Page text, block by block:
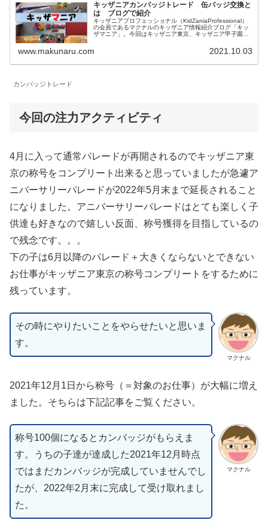
キッザニアカンバッジトレード 缶バッジ交換と
は ブログで紹介
キッザニアプロフェッショナル（KidZaniaProfessional）
の会員であるマクナルのキッザニア情報紹介ブログ「キッ
ザマニア」。今回はキッザニア東京、キッザニア甲子園両
www.makunaru.com 2021.10.03
カンバッジトレード
今回の注力アクティビティ
4月に入って通常パレードが再開されるのでキッザニア東
京の称号をコンプリート出来ると思っていましたが急遽ア
ニバーサリーパレードが2022年5月末まで延長されること
になりました。アニバーサリーパレードはとても楽しく子
供達も好きなので嬉しい反面、称号獲得を目指しているの
で残念です。。。
下の子は6月以降のパレード＋大きくならないとできない
お仕事がキッザニア東京の称号コンプリートをするために
残っています。
マクナル
その時にやりたいことをやらせたいと思いま
す。
2021年12月1日から称号（＝対象のお仕事）が大幅に増え
ました。そちらは下記記事をご覧ください。
マクナル
称号100個になるとカンバッジがもらえま
す。うちの子達が達成した2021年12月時点
ではまだカンバッジが完成していませんでし
たが、2022年2月末に完成して受け取れまし
た。